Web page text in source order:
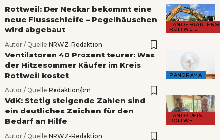
ROTTWEIL
Rottweil: Der Neckar bekommt eine
neue Flussschleife – Pegelhäuschen
wird abgebaut
Autor / Quelle:NRWZ-Redaktion
PANORAMA
Ventilatoren 40 Prozent teurer: Was
der Hitzesommer Käufer im Kreis
Rottweil kostet
Autor / Quelle:Redaktion/pm
LANDKREIS
ROTTWEIL
VdK: Stetig steigende Zahlen sind
ein deutliches Zeichen für den
Bedarf an Hilfe
Autor / Quelle:NRWZ-Redaktion